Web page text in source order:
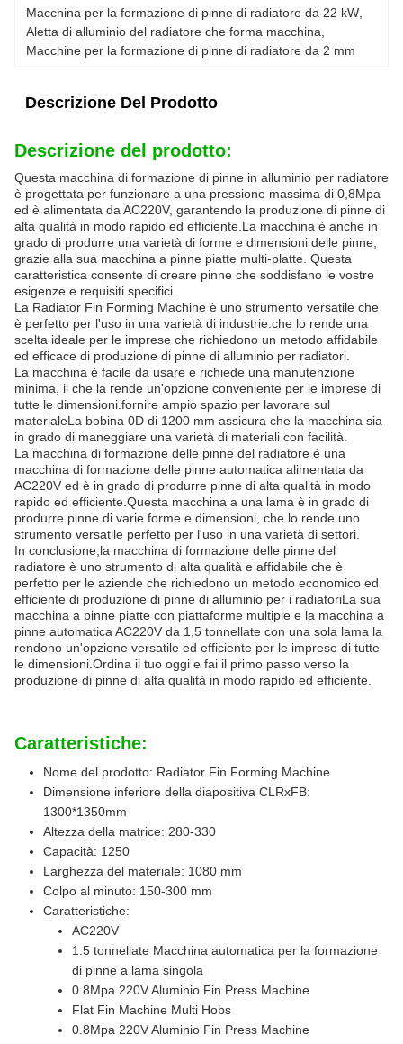
Macchina per la formazione di pinne di radiatore da 22 kW
Aletta di alluminio del radiatore che forma macchina
Macchine per la formazione di pinne di radiatore da 2 mm
Descrizione Del Prodotto
Descrizione del prodotto:
Questa macchina di formazione di pinne in alluminio per radiatore
è progettata per funzionare a una pressione massima di 0,8Mpa
ed è alimentata da AC220V, garantendo la produzione di pinne di
alta qualità in modo rapido ed efficiente.La macchina è anche in
grado di produrre una varietà di forme e dimensioni delle pinne,
grazie alla sua macchina a pinne piatte multi-platte. Questa
caratteristica consente di creare pinne che soddisfano le vostre
esigenze e requisiti specifici.
La Radiator Fin Forming Machine è uno strumento versatile che
è perfetto per l'uso in una varietà di industrie.che lo rende una
scelta ideale per le imprese che richiedono un metodo affidabile
ed efficace di produzione di pinne di alluminio per radiatori.
La macchina è facile da usare e richiede una manutenzione
minima, il che la rende un'opzione conveniente per le imprese di
tutte le dimensioni.fornire ampio spazio per lavorare sul
materialeLa bobina 0D di 1200 mm assicura che la macchina sia
in grado di maneggiare una varietà di materiali con facilità.
La macchina di formazione delle pinne del radiatore è una
macchina di formazione delle pinne automatica alimentata da
AC220V ed è in grado di produrre pinne di alta qualità in modo
rapido ed efficiente.Questa macchina a una lama è in grado di
produrre pinne di varie forme e dimensioni, che lo rende uno
strumento versatile perfetto per l'uso in una varietà di settori.
In conclusione,la macchina di formazione delle pinne del
radiatore è uno strumento di alta qualità e affidabile che è
perfetto per le aziende che richiedono un metodo economico ed
efficiente di produzione di pinne di alluminio per i radiatoriLa sua
macchina a pinne piatte con piattaforme multiple e la macchina a
pinne automatica AC220V da 1,5 tonnellate con una sola lama la
rendono un'opzione versatile ed efficiente per le imprese di tutte
le dimensioni.Ordina il tuo oggi e fai il primo passo verso la
produzione di pinne di alta qualità in modo rapido ed efficiente.
Caratteristiche:
Nome del prodotto: Radiator Fin Forming Machine
Dimensione inferiore della diapositiva CLRxFB:
1300*1350mm
Altezza della matrice: 280-330
Capacità: 1250
Larghezza del materiale: 1080 mm
Colpo al minuto: 150-300 mm
Caratteristiche:
AC220V
1.5 tonnellate Macchina automatica per la formazione
di pinne a lama singola
0.8Mpa 220V Aluminio Fin Press Machine
Flat Fin Machine Multi Hobs
0.8Mpa 220V Aluminio Fin Press Machine